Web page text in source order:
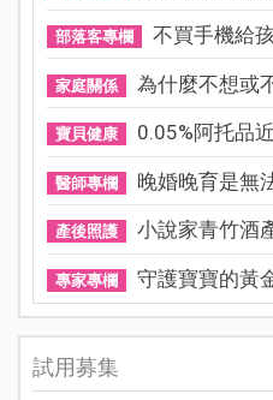
部落客專欄 不買手機給
家庭關係 為什麼不想或
寶貝健康 0.05%阿托品
醫師專欄 晚婚晚育是無
產後照護 小說家青竹酒
專家專欄 守護寶寶的黃
試用募集